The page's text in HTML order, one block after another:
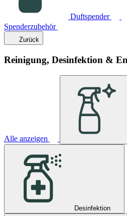
Duftspender
Spenderzubehör
Zurück
Reinigung, Desinfektion &
Alle anzeigen
Desinfektion